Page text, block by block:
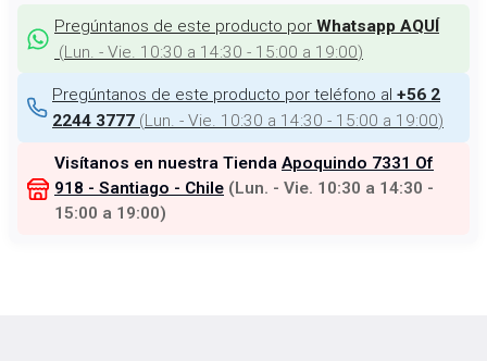
Pregúntanos de este producto por Whatsapp AQUÍ
(Lun. - Vie. 10:30 a 14:30 - 15:00 a 19:00)
Pregúntanos de este producto por teléfono al +56 2
2244 3777 (Lun. - Vie. 10:30 a 14:30 - 15:00 a 19:00)
Visítanos en nuestra Tienda Apoquindo 7331 Of
918 - Santiago - Chile (Lun. - Vie. 10:30 a 14:30 -
15:00 a 19:00)